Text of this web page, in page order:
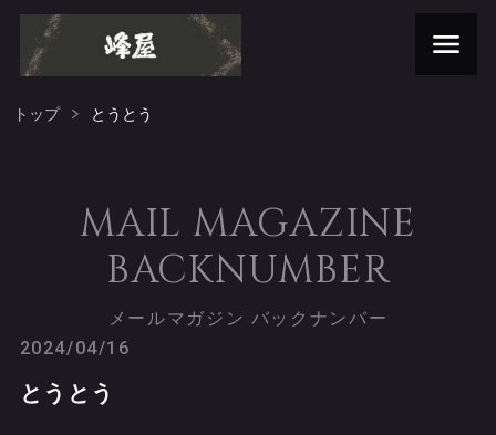
トップ とうとう
MAIL MAGAZINE
BACKNUMBER
メールマガジン バックナンバー
2024/04/16
とうとう